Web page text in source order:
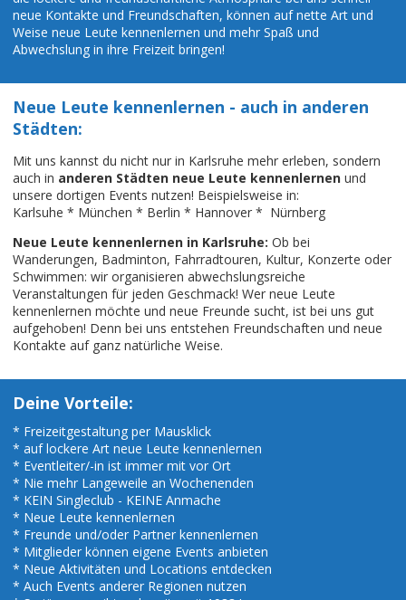
neue Kontakte und Freundschaften, können auf nette Art und
Weise neue Leute kennenlernen und mehr Spaß und
Abwechslung in ihre Freizeit bringen!
Neue Leute kennenlernen - auch in anderen
Städten:
Mit uns kannst du nicht nur in Karlsruhe mehr erleben, sondern
auch in anderen Städten neue Leute kennenlernen und
unsere dortigen Events nutzen! Beispielsweise in:
Karlsuhe * München * Berlin * Hannover * Nürnberg
Neue Leute kennenlernen in Karlsruhe: Ob bei
Wanderungen, Badminton, Fahrradtouren, Kultur, Konzerte oder
Schwimmen: wir organisieren abwechslungsreiche
Veranstaltungen für jeden Geschmack! Wer neue Leute
kennenlernen möchte und neue Freunde sucht, ist bei uns gut
aufgehoben! Denn bei uns entstehen Freundschaften und neue
Kontakte auf ganz natürliche Weise.
Deine Vorteile:
* Freizeitgestaltung per Mausklick
* auf lockere Art neue Leute kennenlernen
* Eventleiter/-in ist immer mit vor Ort
* Nie mehr Langeweile an Wochenenden
* KEIN Singleclub - KEINE Anmache
* Neue Leute kennenlernen
* Freunde und/oder Partner kennenlernen
* Mitglieder können eigene Events anbieten
* Neue Aktivitäten und Locations entdecken
* Auch Events anderer Regionen nutzen